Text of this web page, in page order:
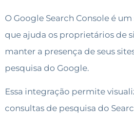
O Google Search Console é
que ajuda os proprietários de
manter a presença de seus
pesquisa do Google.
Essa integração permite
consultas de pesquisa do